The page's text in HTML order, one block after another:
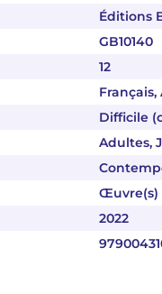
Éditions
GB10140
12
Français,
Difficile
Adultes,
Œuvre(s)
2022